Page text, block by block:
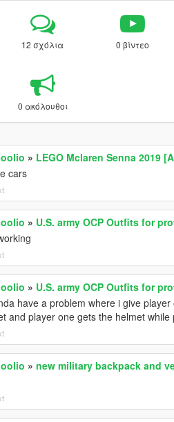
12 σχόλια 0 βίντεο
0 ακόλουθοι
» LEGO Mclaren Senna 2019
cars
» U.S. army OCP Outfits for
» U.S. army OCP Outfits for
have a problem where i give
and player one gets the helmet
» new military backpack and